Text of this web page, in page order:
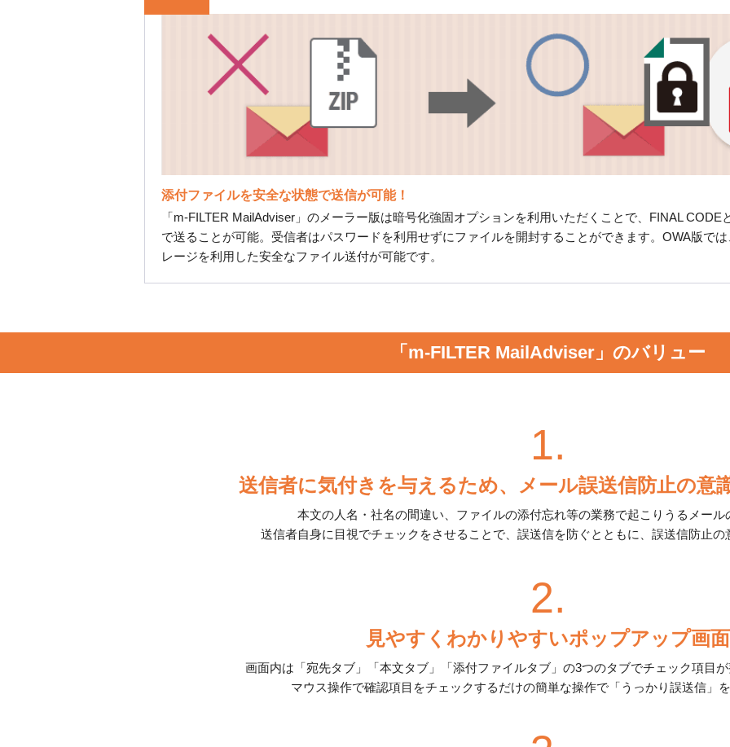
添付ファイルを安全な状態で送信が可能！
「m-FILTER MailAdviser」のメーラー版は暗号化強固オプションを利用いただくことで、FINAL
で送ることが可能。受信者はパスワードを利用せずにファイルを開封することができます。OWA版で
レージを利用した安全なファイル送付が可能です。
「m-FILTER MailAdviser」のバリュー
1.
送信者に気付きを与えるため、メール誤送信防止の意
本文の人名・社名の間違い、ファイルの添付忘れ等の業務で起こりうるメール
送信者自身に目視でチェックをさせることで、誤送信を防ぐとともに、誤送信防止の
2.
見やすくわかりやすいポップアップ画面
画面内は「宛先タブ」「本文タブ」「添付ファイルタブ」の3つのタブでチェック項目
マウス操作で確認項目をチェックするだけの簡単な操作で「うっかり誤送信」